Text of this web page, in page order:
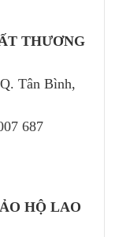
THƯƠNG
Tân Bình,
687
HỘ LAO